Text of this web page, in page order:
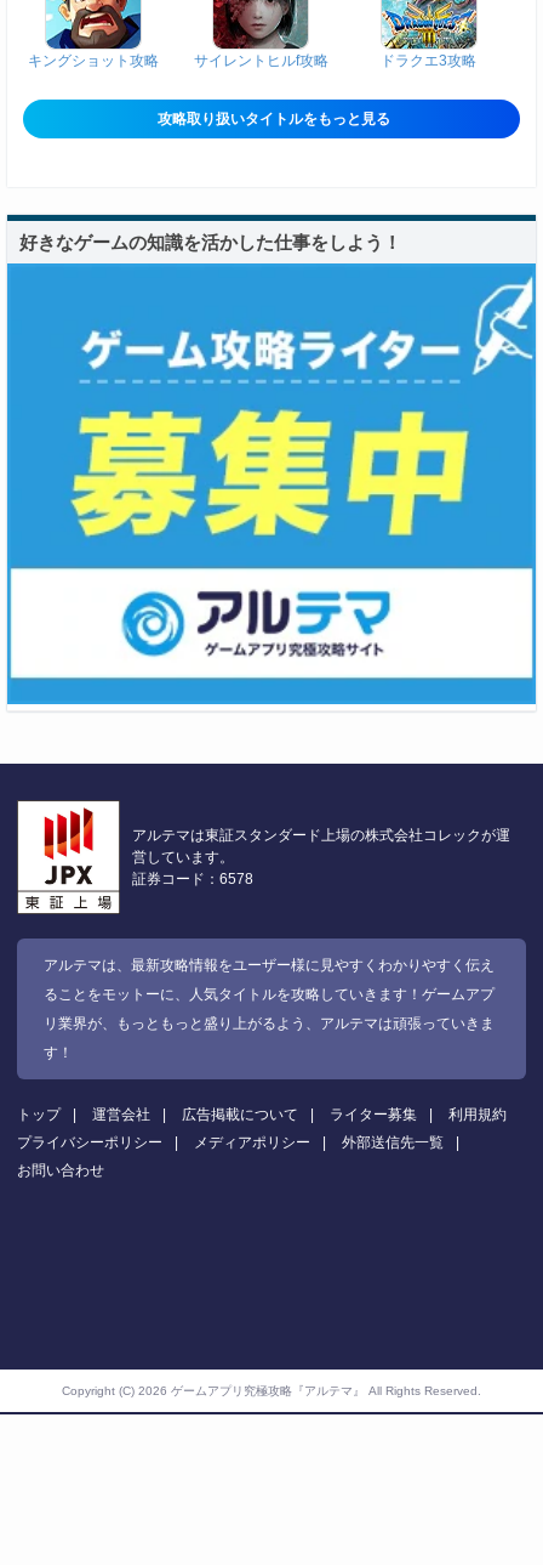
キングショット攻略 サイレントヒルf攻略 ドラクエ3攻略
攻略取り扱いタイトルをもっと見る
好きなゲームの知識を活かした仕事をしよう！
アルテマは東証スタンダード上場の株式会社コレックが運
営しています。
証券コード：6578
アルテマは、最新攻略情報をユーザー様に見やすくわかりやすく伝え
ることをモットーに、人気タイトルを攻略していきます！ゲームアプ
リ業界が、もっともっと盛り上がるよう、アルテマは頑張っていきま
す！
トップ 運営会社 広告掲載について ライター募集
利用規約
プライバシーポリシー
メディアポリシー
外部送信先一覧
お問い合わせ
Copyright (C) 2026 ゲームアプリ究極攻略『アルテマ』 All Rights Reserved.